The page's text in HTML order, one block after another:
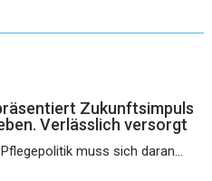
Zukunftsimpuls
Verlässlich versorgt
muss sich daran...